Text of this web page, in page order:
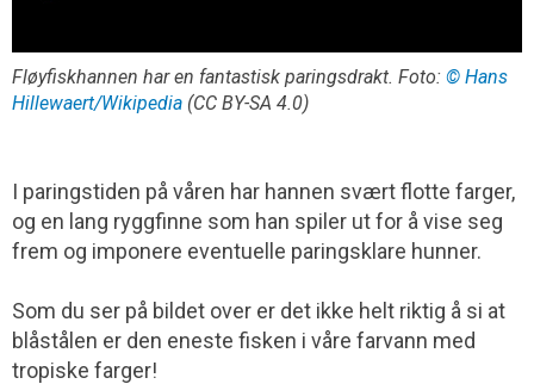
Fløyfiskhannen har en fantastisk paringsdrakt. Foto: © Hans
Hillewaert/Wikipedia (CC BY-SA 4.0)
I paringstiden på våren har hannen svært flotte farger,
og en lang ryggfinne som han spiler ut for å vise seg
frem og imponere eventuelle paringsklare hunner.
Som du ser på bildet over er det ikke helt riktig å si at
blåstålen er den eneste fisken i våre farvann med
tropiske farger!